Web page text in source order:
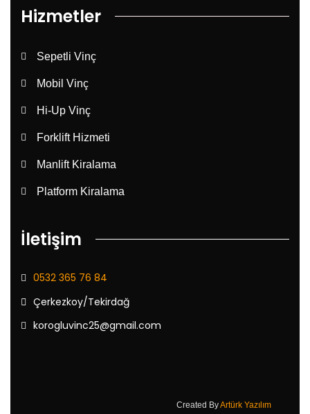
Hizmetler
Sepetli Vinç
Mobil Vinç
Hi-Up Vinç
Forklift Hizmeti
Manlift Kiralama
Platform Kiralama
İletişim
0532 365 76 84
Çerkezkoy/Tekirdağ
korogluvinc25@gmail.com
Created ByArtürk Yazılım